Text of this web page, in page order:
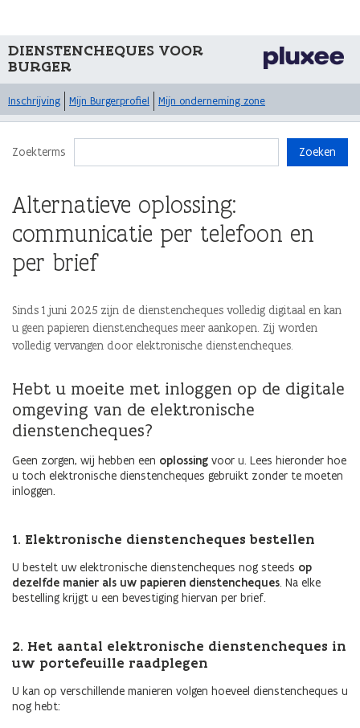
DIENSTENCHEQUES VOOR
BURGER
Inschrijving Mijn Burgerprofiel Mijn onderneming zone
Zoekterms Zoeken
Alternatieve oplossing:
communicatie per telefoon en
per brief
Sinds 1 juni 2025 zijn de dienstencheques volledig digitaal en kan
u geen papieren dienstencheques meer aankopen. Zij worden
volledig vervangen door elektronische dienstencheques.
Hebt u moeite met inloggen op de digitale
omgeving van de elektronische
dienstencheques?
Geen zorgen, wij hebben een oplossing voor u. Lees hieronder hoe
u toch elektronische dienstencheques gebruikt zonder te moeten
inloggen.
1. Elektronische dienstencheques bestellen
U bestelt uw elektronische dienstencheques nog steeds op
dezelfde manier als uw papieren dienstencheques. Na elke
bestelling krijgt u een bevestiging hiervan per brief.
2. Het aantal elektronische dienstencheques in
uw portefeuille raadplegen
U kan op verschillende manieren volgen hoeveel dienstencheques u
nog hebt: